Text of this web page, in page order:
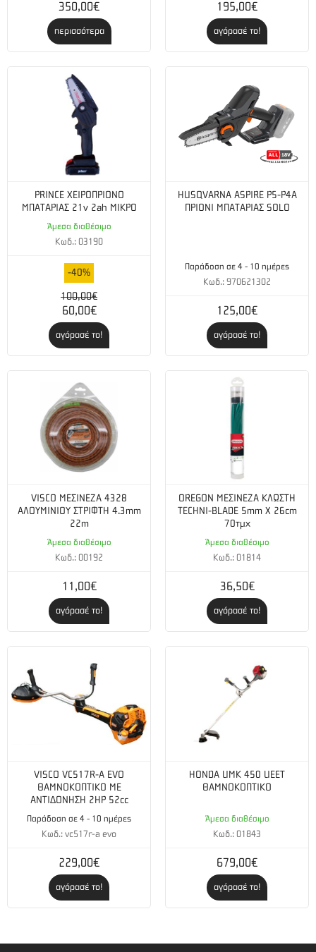
350,00€
περισσότερα
195,00€
αγόρασέ το!
PRINCE ΧΕΙΡΟΠΡΙΟΝΟ
ΜΠΑΤΑΡΙΑΣ 21v 2ah ΜΙΚΡΟ
Άμεσα διαθέσιμο
Κωδ.: 03190
-40%
100,00€
60,00€
αγόρασέ το!
HUSQVARNA ASPIRE P5-P4A
ΠΡΙΟΝΙ ΜΠΑΤΑΡΙΑΣ SOLO
Παράδοση σε 4 - 10 ημέρες
Κωδ.: 970621302
125,00€
αγόρασέ το!
VISCO ΜΕΣΙΝΕΖΑ 4328
ΑΛΟΥΜΙΝΙΟΥ ΣΤΡΙΦΤΗ 4.3mm
22m
Άμεσα διαθέσιμο
Κωδ.: 00192
11,00€
αγόρασέ το!
OREGON ΜΕΣΙΝΕΖΑ ΚΛΩΣΤΗ
TECHNI-BLADE 5mm X 26cm
70τμχ
Άμεσα διαθέσιμο
Κωδ.: 01814
36,50€
αγόρασέ το!
VISCO VC517R-A EVO
ΘΑΜΝΟΚΟΠΤΙΚΟ ΜΕ
ΑΝΤΙΔΟΝΗΣΗ 2HP 52cc
Παράδοση σε 4 - 10 ημέρες
Κωδ.: vc517r-a evo
229,00€
αγόρασέ το!
HONDA UMK 450 UEET
ΘΑΜΝΟΚΟΠΤΙΚΟ
Άμεσα διαθέσιμο
Κωδ.: 01843
679,00€
αγόρασέ το!